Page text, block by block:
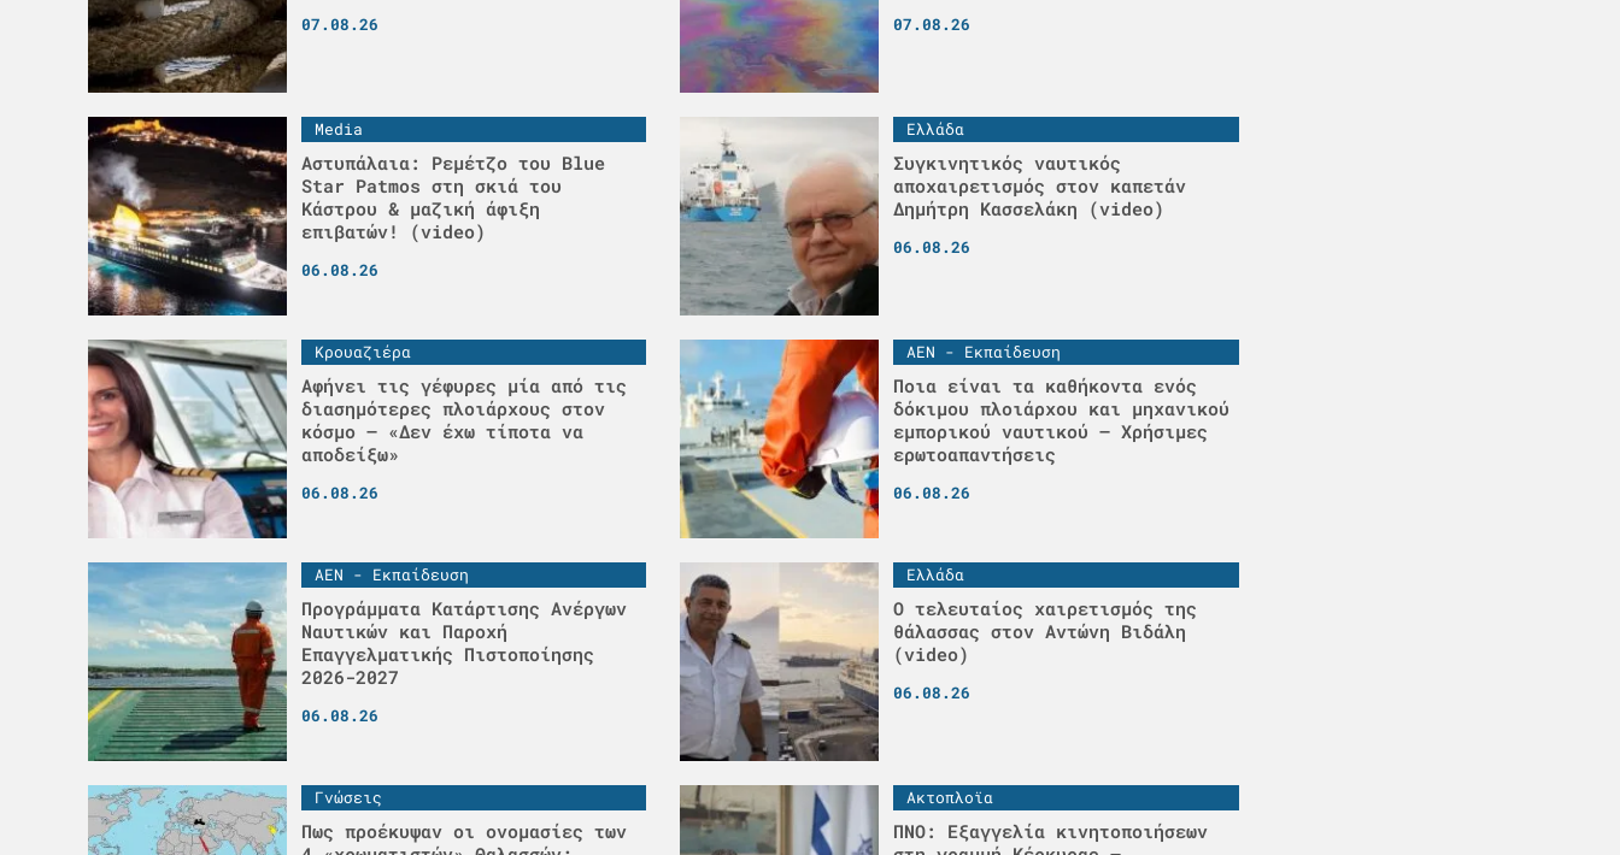
07.08.26 07.08.26
Media
Αστυπάλαια: Ρεμέτζο του Blue
Star Patmos στη σκιά του
Κάστρου & μαζική άφιξη
επιβατών! (video)
06.08.26
Ελλάδα
Συγκινητικός ναυτικός
αποχαιρετισμός στον καπετάν
Δημήτρη Κασσελάκη (video)
06.08.26
Κρουαζιέρα
Αφήνει τις γέφυρες μία από τις
διασημότερες πλοιάρχους στον
κόσμο – «Δεν έχω τίποτα να
αποδείξω»
06.08.26
ΑΕΝ - Εκπαίδευση
Ποια είναι τα καθήκοντα ενός
δόκιμου πλοιάρχου και μηχανικού
εμπορικού ναυτικού – Χρήσιμες
ερωτοαπαντήσεις
06.08.26
ΑΕΝ - Εκπαίδευση
Προγράμματα Κατάρτισης Ανέργων
Ναυτικών και Παροχή
Επαγγελματικής Πιστοποίησης
2026-2027
06.08.26
Ελλάδα
Ο τελευταίος χαιρετισμός της
θάλασσας στον Αντώνη Βιδάλη
(video)
06.08.26
Γνώσεις
Πως προέκυψαν οι ονομασίες των
Ακτοπλοϊα
ΠΝΟ: Εξαγγελία κινητοποιήσεων